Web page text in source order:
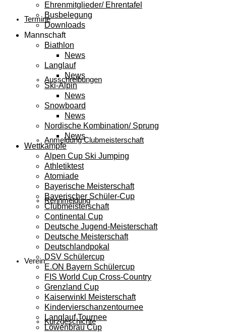
Termine
Ausschreibungen
Anmeldung Clubmeisterschaft
Rennmeldung
Verein
Kurzgeschichte
Ehrenmitglieder/ Ehrentafel
Busbelegung
Downloads
Mannschaft
Biathlon
News
Langlauf
News
Ski-Alpin
News
Snowboard
News
Nordische Kombination/ Sprung
News
Wettkämpfe
Alpen Cup Ski Jumping
Athletiktest
Atomiade
Bayerische Meisterschaft
Bayerischer Schüler-Cup
Clubmeisterschaft
Continental Cup
Deutsche Jugend-Meisterschaft
Deutsche Meisterschaft
Deutschlandpokal
DSV Schülercup
E.ON Bayern Schülercup
FIS World Cup Cross-Country
Grenzland Cup
Kaiserwinkl Meisterschaft
Kindervierschanzentournee
Langlauf Tournee
Löwenbräu Cup